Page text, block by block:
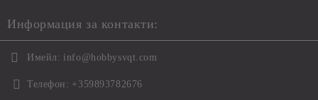
Информация за контакти:
Имейл: info@hobbysvqt.com
Телефон: +359893782676